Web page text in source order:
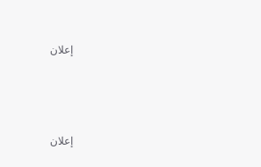
إعلان
إعلان